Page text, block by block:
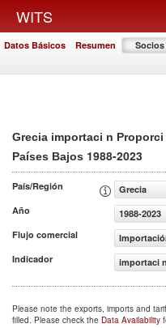
WITS
Datos Básicos Resumen Socios
Grecia importaci n
Países Bajos 1988-2023
País/Región
Grecia
Año
1988-2023
Flujo comercial
Indicador
importaci
Please note the exports, imports and
filled. Please check the Data Availability